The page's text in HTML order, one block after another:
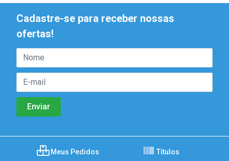
Cadastre-se para receber nossas
ofertas!
Meus Pedidos Títulos